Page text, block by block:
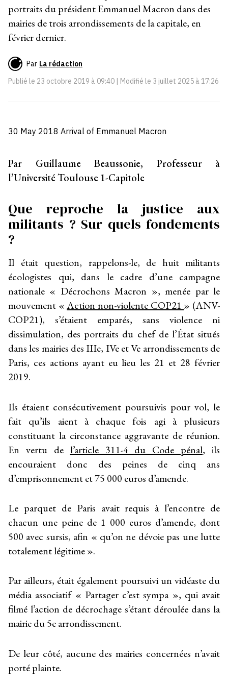
portraits du président Emmanuel Macron dans des
mairies de trois arrondissements de la capitale, en
février dernier.
Par La rédaction
Publié le 23 octobre 2019 à 09:40 | Modifié le 3 juillet 2025 à 17:26
30 May 2018 Arrival of Emmanuel Macron
Par Guillaume Beaussonie, Professeur à
l’Université Toulouse 1-Capitole
Que reproche la justice aux
militants ? Sur quels fondements
?
Il était question, rappelons-le, de huit militants
écologistes qui, dans le cadre d’une campagne
nationale « Décrochons Macron », menée par le
mouvement «Action non-violente COP21 » (ANV-
COP21), s’étaient emparés, sans violence ni
dissimulation, des portraits du chef de l’État situés
dans les mairies des IIIe, IVeet Ve arrondissements de
Paris, ces actions ayant eu lieu les 21 et 28 février
2019.
Ils étaient consécutivement poursuivis pour vol, le
fait qu’ils aient à chaque fois agi à plusieurs
constituant la circonstance aggravante de réunion.
En vertu de l’article 311-4 du Code pénal, ils
encouraient donc des peines de cinq ans
d’emprisonnement et 75 000 euros d’amende.
Le parquet de Paris avait requis à l’encontre de
chacun une peine de 1 000 euros d’amende, dont
500 avec sursis, afin « qu’on ne dévoie pas une lutte
totalement légitime ».
Par ailleurs, était également poursuivi un vidéaste du
média associatif « Partager c’est sympa », qui avait
filmé l’action de décrochage s’étant déroulée dans la
mairie du 5earrondissement.
De leur côté, aucune des mairies concernées n’avait
porté plainte.